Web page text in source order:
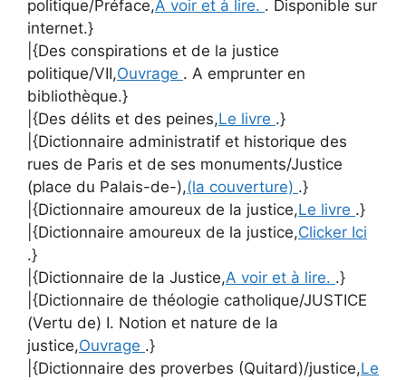
politique/Préface,A voir et à lire. . Disponible sur
internet.}
|{Des conspirations et de la justice
politique/VII,Ouvrage . A emprunter en
bibliothèque.}
|{Des délits et des peines,Le livre .}
|{Dictionnaire administratif et historique des
rues de Paris et de ses monuments/Justice
(place du Palais-de-),(la couverture) .}
|{Dictionnaire amoureux de la justice,Le livre .}
|{Dictionnaire amoureux de la justice,Clicker Ici
.}
|{Dictionnaire de la Justice,A voir et à lire. .}
|{Dictionnaire de théologie catholique/JUSTICE
(Vertu de) I. Notion et nature de la
justice,Ouvrage .}
|{Dictionnaire des proverbes (Quitard)/justice,Le